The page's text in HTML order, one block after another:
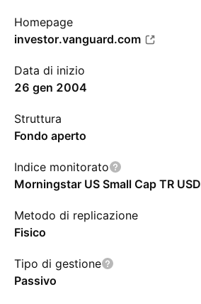
Homepage
investor.vanguard.com
Data di inizio
26 gen 2004
Struttura
Fondo aperto
Indice monitorato
Morningstar US Small Cap TR USD
Metodo di replicazione
Fisico
Tipo di gestione
Passivo